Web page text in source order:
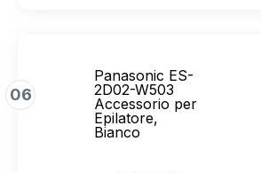
06
Panasonic ES-
2D02-W503
Accessorio per
Epilatore,
Bianco